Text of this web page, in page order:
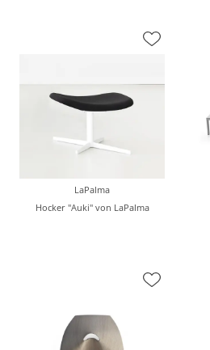
LaPalma
Hocker "Auki" von LaPalma